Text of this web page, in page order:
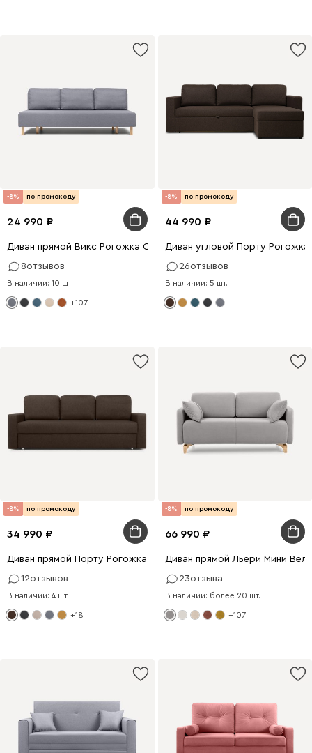
-8% по промокоду
24 990
Диван прямой Викс Рогожка Серый
8отзывов
В наличии: 10 шт.
+107
-8% по промокоду
44 990
Диван угловой Порту Рогожка
26отзывов
В наличии: 5 шт.
-8% по промокоду
34 990
Диван прямой Порту Рогожка Коричневый
12отзывов
В наличии: 4 шт.
+18
-8% по промокоду
66 990
Диван прямой Льери Мини
23отзыва
В наличии: более 20 шт.
+107